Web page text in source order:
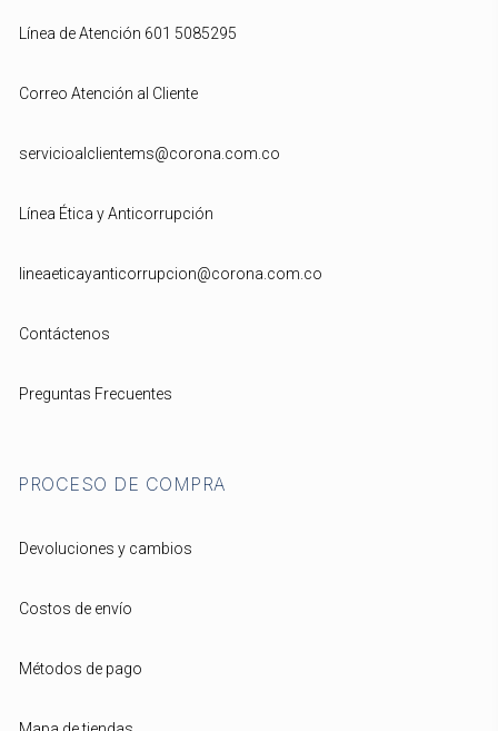
Línea de Atención 601 5085295
Correo Atención al Cliente
servicioalclientems@corona.com.co
Línea Ética y Anticorrupción
lineaeticayanticorrupcion@corona.com.co
Contáctenos
Preguntas Frecuentes
PROCESO DE COMPRA
Devoluciones y cambios
Costos de envío
Métodos de pago